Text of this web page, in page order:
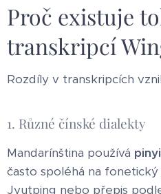
Proč existuje
transkripcí
Rozdíly v transkripcích
1. Různé čínské dialekty
Mandarínština používá
často spoléhá na fonetický
Jyutping nebo přepis